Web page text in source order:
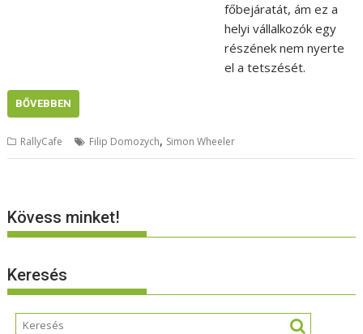
főbejáratát, ám ez a
helyi vállalkozók egy
részének nem nyerte
el a tetszését.
BŐVEBBEN
RallyCafe Filip Domozych, Simon Wheeler
Kövess minket!
Keresés